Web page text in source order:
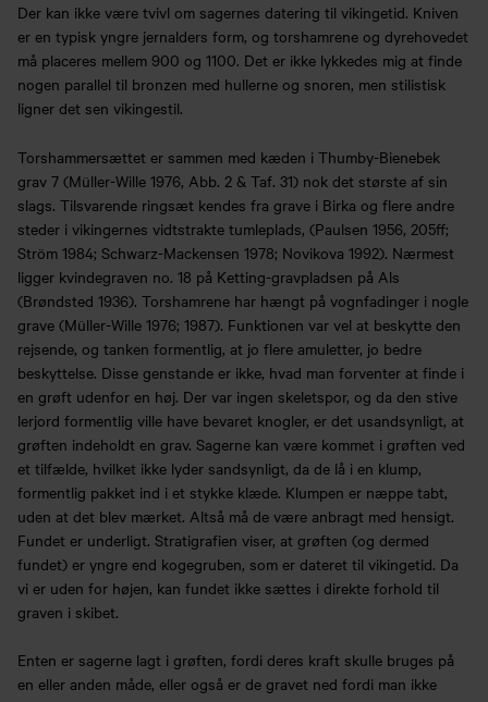
Der kan ikke være tvivl om sagernes datering til vikingetid. Kniven
er en typisk yngre jernalders form, og torshamrene og dyrehovedet
må placeres mellem 900 og 1100. Det er ikke lykkedes mig at finde
nogen parallel til bronzen med hullerne og snoren, men stilistisk
ligner det sen vikingestil.
Torshammersættet er sammen med kæden i Thumby-Bienebek
grav 7 (Müller-Wille 1976, Abb. 2 & Taf. 31) nok det største af sin
slags. Tilsvarende ringsæt kendes fra grave i Birka og flere andre
steder i vikingernes vidtstrakte tumleplads, (Paulsen 1956, 205ff;
Ström 1984; Schwarz-Mackensen 1978; Novikova 1992). Nærmest
ligger kvindegraven no. 18 på Ketting-gravpladsen på Als
(Brøndsted 1936). Torshamrene har hængt på vognfadinger i nogle
grave (Müller-Wille 1976; 1987). Funktionen var vel at beskytte den
rejsende, og tanken formentlig, at jo flere amuletter, jo bedre
beskyttelse. Disse genstande er ikke, hvad man forventer at finde i
en grøft udenfor en høj. Der var ingen skeletspor, og da den stive
lerjord formentlig ville have bevaret knogler, er det usandsynligt, at
grøften indeholdt en grav. Sagerne kan være kommet i grøften ved
et tilfælde, hvilket ikke lyder sandsynligt, da de lå i en klump,
formentlig pakket ind i et stykke klæde. Klumpen er næppe tabt,
uden at det blev mærket. Altså må de være anbragt med hensigt.
Fundet er underligt. Stratigrafien viser, at grøften (og dermed
fundet) er yngre end kogegruben, som er dateret til vikingetid. Da
vi er uden for højen, kan fundet ikke sættes i direkte forhold til
graven i skibet.
Enten er sagerne lagt i grøften, fordi deres kraft skulle bruges på
en eller anden måde, eller også er de gravet ned fordi man ikke